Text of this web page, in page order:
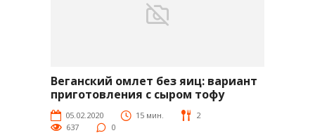
Веганский омлет без яиц: вариант
приготовления с сыром тофу
05.02.2020 15 мин.
2
637
0